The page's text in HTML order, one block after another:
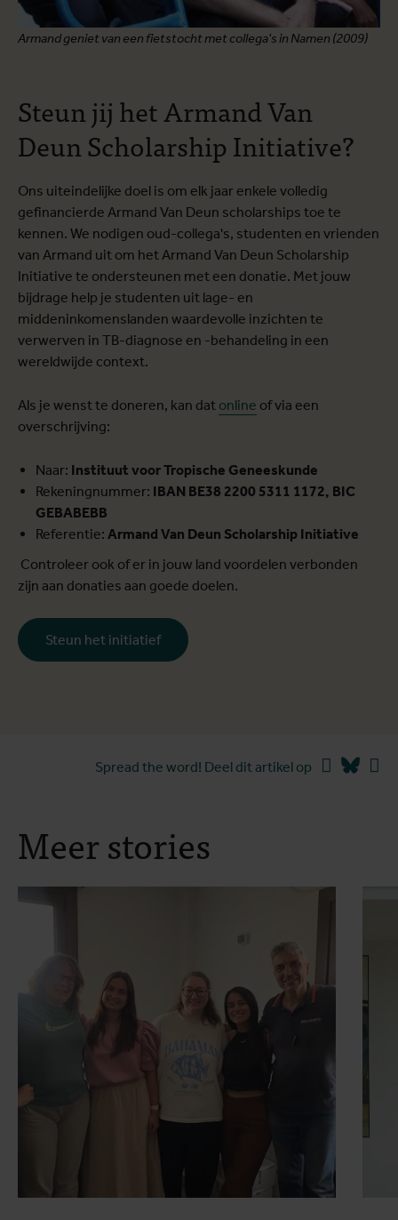
Armand geniet van een fietstocht met collega's in Namen (2009)
Steun jij het Armand Van
Deun Scholarship Initiative?
Ons uiteindelijke doel is om elk jaar enkele volledig
gefinancierde Armand Van Deun scholarships toe te
kennen. We nodigen oud-collega's, studenten en vrienden
van Armand uit om het Armand Van Deun Scholarship
Initiative te ondersteunen met een donatie. Met jouw
bijdrage help je studenten uit lage- en
middeninkomenslanden waardevolle inzichten te
verwerven in TB-diagnose en -behandeling in een
wereldwijde context.
Als je wenst te doneren, kan dat online of via een
overschrijving:
Naar: Instituut voor Tropische Geneeskunde
Rekeningnummer: IBAN BE38 2200 5311 1172, BIC
GEBABEBB
Referentie: Armand Van Deun Scholarship Initiative
Controleer ook of er in jouw land voordelen verbonden
zijn aan donaties aan goede doelen.
Steun het initiatief
Spread the word! Deel dit artikel op Facebook
Meer stories